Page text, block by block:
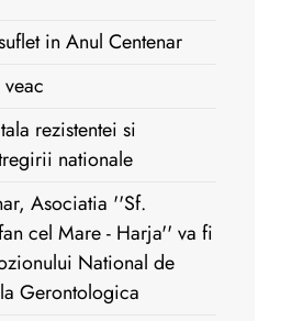
in Anul Centenar
rezistentei si
nationale
Asociatia ''Sf.
cel Mare - Harja'' va fi
National de
Gerontologica